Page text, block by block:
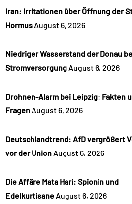
Iran: Irritationen über Öffnung der
Hormus August 6, 2026
Niedriger Wasserstand der Donau
Stromversorgung August 6, 2026
Drohnen-Alarm bei Leipzig: Fakten
Fragen August 6, 2026
Deutschlandtrend: AfD vergrößert
vor der Union August 6, 2026
Die Affäre Mata Hari: Spionin und
Edelkurtisane August 6, 2026